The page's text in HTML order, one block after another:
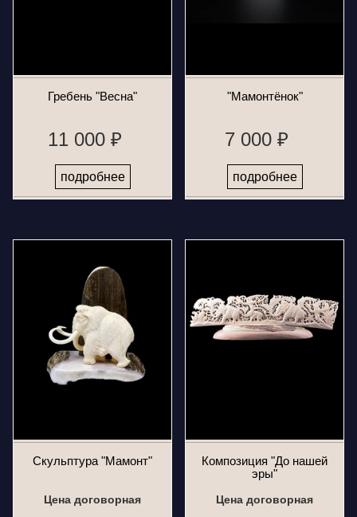
Гребень "Весна"
11 000 ₽
подробнее
"Мамонтёнок"
7 000 ₽
подробнее
Скульптура "Мамонт"
Цена договорная
Композиция "До нашей
эры"
Цена договорная